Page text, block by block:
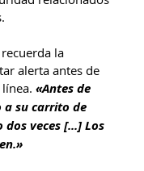
la
alerta antes de
«Antes de
su carrito de
veces [...] Los